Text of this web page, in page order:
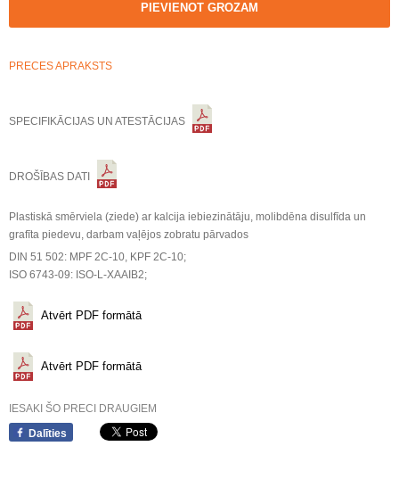
PIEVIENOT GROZAM
PRECES APRAKSTS
SPECIFIKĀCIJAS UN ATESTĀCIJAS
DROŠĪBAS DATI
Plastiskā smērviela (ziede) ar kalcija iebiezinātāju, molibdēna disulfīda un
grafīta piedevu, darbam vaļējos zobratu pārvados
DIN 51 502: MPF 2C-10, KPF 2C-10;
ISO 6743-09: ISO-L-XAAIB2;
Atvērt PDF formātā
Atvērt PDF formātā
IESAKI ŠO PRECI DRAUGIEM
Dalīties